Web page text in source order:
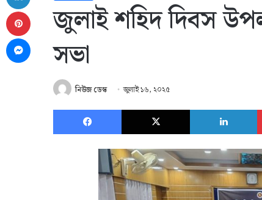
জুলাই শহিদ দিবস
সভা
নিউজ ডেস্ক জুলাই ১৬, ২০২৫
Facebook X
Pinterest
Messenger